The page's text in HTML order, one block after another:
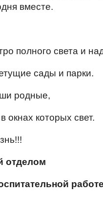
вместе.
полного света и
сады и парки.
родные,
окнах которых свет.
отделом
работе